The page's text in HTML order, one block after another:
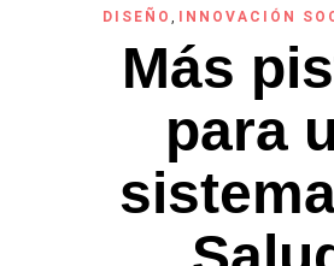
DISEÑO , INNOVACIÓN
Más
para